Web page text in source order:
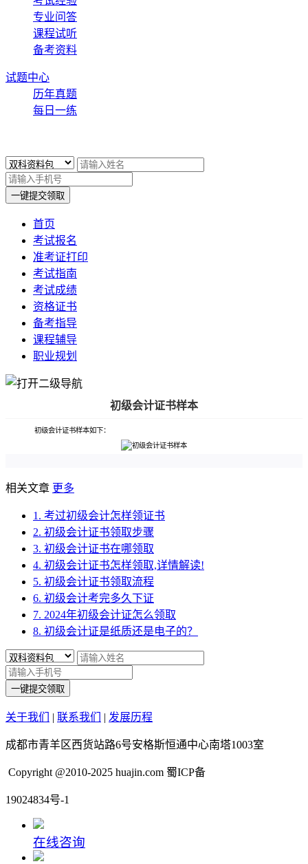
专业问答
课程试听
备考资料
试题中心
历年真题
每日一练
一键提交领取
首页
考试报名
准考证打印
考试指南
考试成绩
资格证书
备考指导
课程辅导
职业规划
初级会计证书样本
初级会计证书样本如下：
相关文章 更多
1. 考过初级会计怎样领证书
2. 初级会计证书领取步骤
3. 初级会计证书在哪领取
4. 初级会计证书怎样领取,详情解读!
5. 初级会计证书领取流程
6. 初级会计考完多久下证
7. 2024年初级会计证怎么领取
8. 初级会计证是纸质还是电子的？
一键提交领取
关于我们 | 联系我们 | 发展历程
成都市青羊区西货站路6号安格斯恒通中心南塔1003室
Copyright @2010-2025 huajin.com 蜀ICP备
19024834号-1
在线咨询